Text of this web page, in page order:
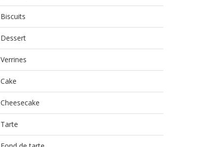
Biscuits
Dessert
Verrines
Cake
Cheesecake
Tarte